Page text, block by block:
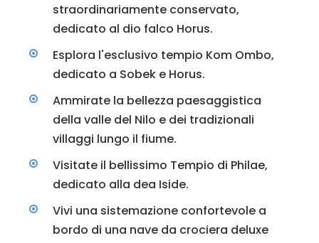
straordinariamente conservato,
dedicato al dio falco Horus.
Esplora l'esclusivo tempio Kom Ombo,
dedicato a Sobek e Horus.
Ammirate la bellezza paesaggistica
della valle del Nilo e dei tradizionali
villaggi lungo il fiume.
Visitate il bellissimo Tempio di Philae,
dedicato alla dea Iside.
Vivi una sistemazione confortevole a
bordo di una nave da crociera deluxe